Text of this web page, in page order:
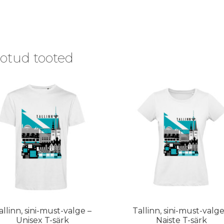
tooted
sini-must-valge –
Unisex T-särk
Tallinn, sini-must-
Naiste T-särk